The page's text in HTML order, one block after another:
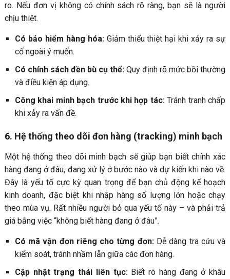
ro. Nếu đơn vị không có chính sách rõ ràng, bạn sẽ là người
chịu thiệt.
Có bảo hiểm hàng hóa:Giảm thiểu thiệt hại khi xảy ra sự
cố ngoài ý muốn.
Có chính sách đền bù cụ thể: Quy định rõ mức bồi thường
và điều kiện áp dụng.
Công khai minh bạch trước khi hợp tác:Tránh tranh chấp
khi xảy ra vấn đề.
6. Hệ thống theo dõi đơn hàng (tracking) minh bạch
Một hệ thống theo dõi minh bạch sẽ giúp bạn biết chính xác
hàng đang ở đâu, đang xử lý ở bước nào và dự kiến khi nào về.
Đây là yếu tố cực kỳ quan trọng để bạn chủ động kế hoạch
kinh doanh, đặc biệt khi nhập hàng số lượng lớn hoặc chạy
theo mùa vụ. Rất nhiều người bỏ qua yếu tố này – và phải trả
giá bằng việc “không biết hàng đang ở đâu”.
Có mã vận đơn riêng cho từng đơn:Dễ dàng tra cứu và
kiểm soát, tránh nhầm lẫn giữa các đơn hàng.
Cập nhật trạng thái liên tục:Biết rõ hàng đang ở khâu